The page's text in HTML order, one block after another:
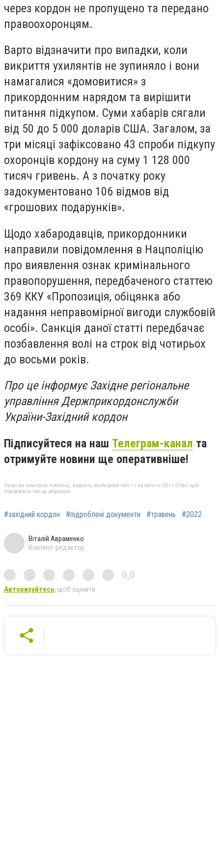
через кордон не пропущено та передано
правоохоронцям.
Варто відзначити про випадки, коли
викриття ухилянтів не зупиняло і вони
намагалися «домовитися» з
прикордонним нарядом та вирішити
питання підкупом. Суми хабарів сягали
від 50 до 5 000 доларів США. Загалом, за
три місяці зафіксовано 43 спроби підкупу
охоронців кордону на суму 1 128 000
тисяч гривень. А з початку року
задокументовано 106 відмов від
«грошових подарунків».
Щодо хабародавців, прикордонники
направили повідомлення в Нацполіцію
про виявлення ознак кримінального
правопорушення, передбаченого статтею
369 ККУ «Пропозиція, обіцянка або
надання неправомірної вигоди службовій
особі». Санкція даної статті передбачає
позбавлення волі на строк від чотирьох
до восьми років.
Про це інформує Західне регіональне
управління Держприкордонслужби
України-Західний кордон
Підписуйтеся на наш Телеграм-канал та
отримуйте новини ще оперативніше!
Якщо ви помітили помилку, виділіть необхідний текст і натисніть Ctrl + Enter, щоб
повідомити про це редакцію
#західний кордон #підроблені документи #травень #2022
Віталій Авраменко
Контент-редактор
0,0
Авторизуйтесь, щоб оцінити